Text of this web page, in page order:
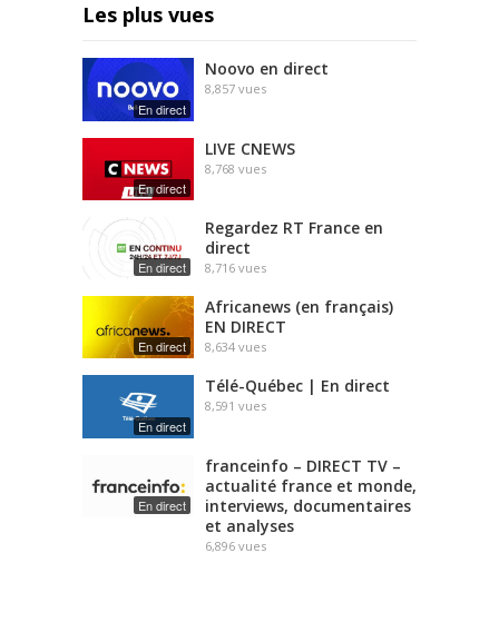
Les plus vues
En direct
Noovo en direct
8,857 vues
En direct
LIVE CNEWS
8,768 vues
En direct
Regardez RT France en
direct
8,716 vues
En direct
Africanews (en français)
EN DIRECT
8,634 vues
En direct
Télé-Québec | En direct
8,591 vues
En direct
franceinfo – DIRECT TV –
actualité france et monde,
interviews, documentaires
et analyses
6,896 vues